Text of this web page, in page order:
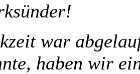
war
haben wir